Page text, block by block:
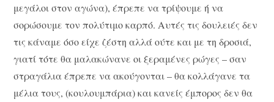
μεγάλοι στον αγώνα), έπρεπε να τρίψουμε ή να
σορώσουμε τον πολύτιμο καρπό. Αυτές τις δουλειές δεν
τις κάναμε όσο είχε ζέστη αλλά ούτε και με τη δροσιά,
γιατί τότε θα μαλακώνανε οι ξεραμένες ρώγες – σαν
στραγάλια έπρεπε να ακούγονται – θα κολλάγανε τα
μέλια τους, (κουλουμπάρια) και κανείς έμπορος δεν θα